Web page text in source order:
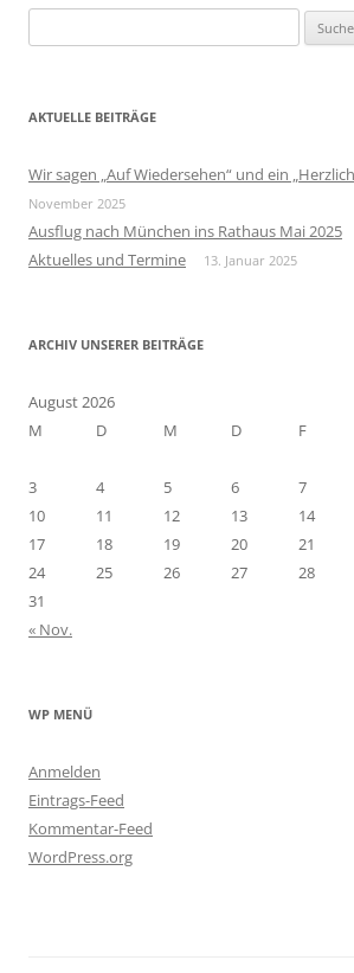
u
h
n
a
c
AKTUELLE BEITRÄGE
Wir sagen „Auf Wiedersehen“ und ein
November 2025
Ausflug nach München ins Rathaus Mai 2025
Aktuelles und Termine 13. Januar 2025
ARCHIV UNSERER BEITRÄGE
August 2026
M
D M D F
3
4 5 6 7
10
11 12 13 14
17
18 19 20 21
24
25 26 27 28
31
« Nov.
WP MENÜ
Anmelden
Eintrags-Feed
Kommentar-Feed
WordPress.org